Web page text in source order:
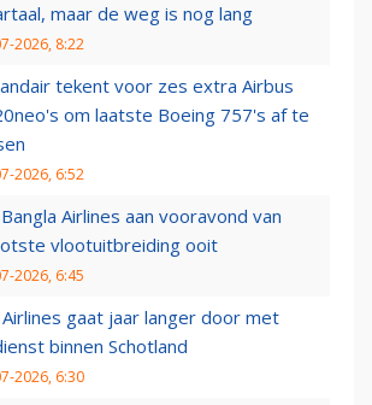
maar de weg is nog lang
2026, 8:22
tekent voor zes extra Airbus
om laatste Boeing 757's af te
2026, 6:52
Airlines aan vooravond van
vlootuitbreiding ooit
2026, 6:45
Airlines gaat jaar langer door met
binnen Schotland
2026, 6:30